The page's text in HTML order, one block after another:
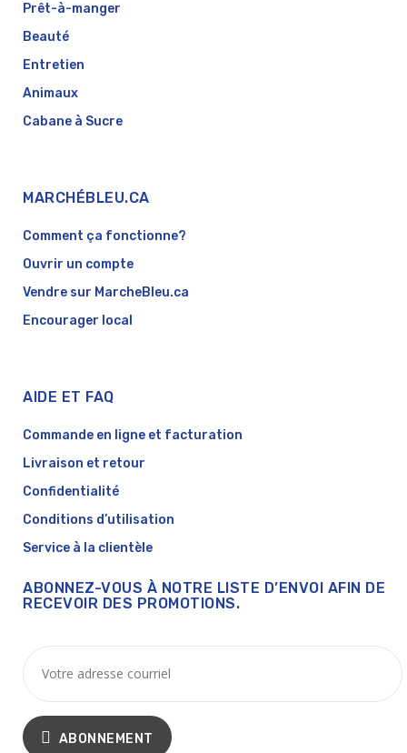
Prêt-à-manger
Beauté
Entretien
Animaux
Cabane à Sucre
MARCHÉBLEU.CA
Comment ça fonctionne?
Ouvrir un compte
Vendre sur MarcheBleu.ca
Encourager local
AIDE ET FAQ
Commande en ligne et facturation
Livraison et retour
Confidentialité
Conditions d’utilisation
Service à la clientèle
ABONNEZ-VOUS À NOTRE LISTE D’ENVOI AFIN DE
RECEVOIR DES PROMOTIONS.
ABONNEMENT